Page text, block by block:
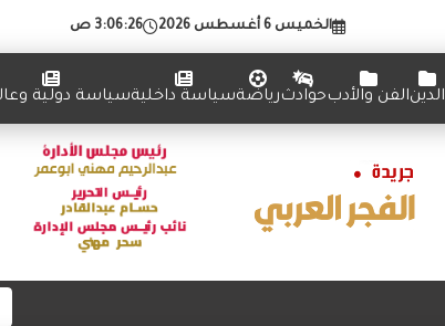
الخميس 6 أغسطس 2026 3:06:27 ص
الدينالفن والأدبحوادثرياضةسياسة داخليةسياسة دولية